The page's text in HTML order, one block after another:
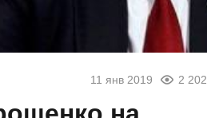
11 янв 2019 2 202